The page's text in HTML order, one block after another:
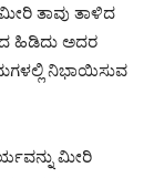
ತಾವು ತಾಳಿದ
ಹಿಡಿದು ಅದರ
ನಿಭಾಯಿಸುವ
ಮೀರಿ